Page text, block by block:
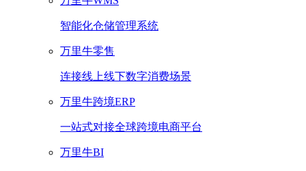
智能化仓储管理系统
万里牛零售
连接线上线下数字消费场景
万里牛跨境ERP
一站式对接全球跨境电商平台
万里牛BI